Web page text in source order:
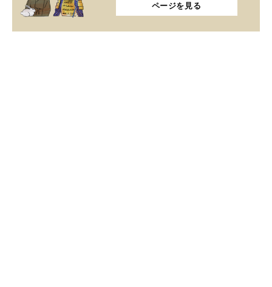
ページを見る